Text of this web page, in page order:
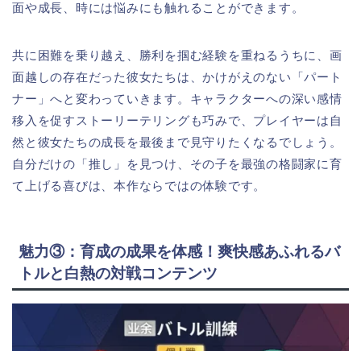
面や成長、時には悩みにも触れることができます。
共に困難を乗り越え、勝利を掴む経験を重ねるうちに、画
面越しの存在だった彼女たちは、かけがえのない「パート
ナー」へと変わっていきます。キャラクターへの深い感情
移入を促すストーリーテリングも巧みで、プレイヤーは自
然と彼女たちの成長を最後まで見守りたくなるでしょう。
自分だけの「推し」を見つけ、その子を最強の格闘家に育
て上げる喜びは、本作ならではの体験です。
魅力③：育成の成果を体感！爽快感あふれるバ
トルと白熱の対戦コンテンツ